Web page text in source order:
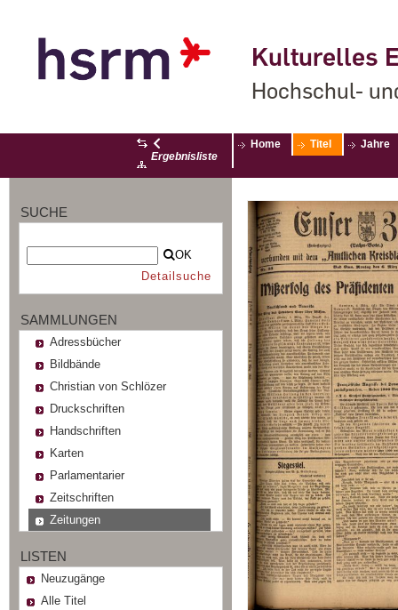
Kulturelles
Hochschul-
Ergebnisliste
Home Titel Jahre
SUCHE
OK
Detailsuche
SAMMLUNGEN
Adressbücher
Bildbände
Christian von Schlözer
Druckschriften
Handschriften
Karten
Parlamentarier
Zeitschriften
Zeitungen
LISTEN
Neuzugänge
Alle Titel